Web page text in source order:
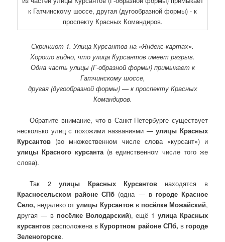
Скриншот 1. Улица Курсантов на «Яндекс-картах».
Хорошо видно, что улица Курсантов имеет разрыв.
Одна часть улицы (Г-образной формы) примыкает к
Гатчинскому шоссе,
другая (дугообразной формы) — к проспекту Красных
Командиров.
Обратите внимание, что в Санкт-Петербурге существует
несколько улиц с похожими названиями —улицы Красных
Курсантов (во множественном числе слова «курсант») и
улицы Красного курсанта(в единственном числе того же
слова).
Так 2улицы Красных Курсантовнаходятся в
Красносельском районе СПб (одна — вгороде Красное
Село, недалеко отулицы Курсантов в посёлке Можайский,
другая — в посёлке Володарский), ещё 1улица Красных
курсантов расположена вКурортном районе СПб, в городе
Зеленогорске.